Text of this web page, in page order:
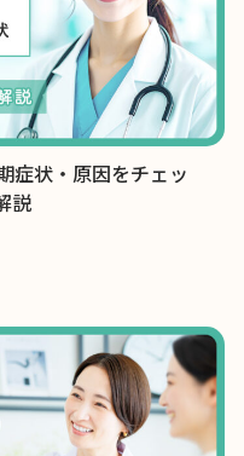
症状・原因をチェッ
説